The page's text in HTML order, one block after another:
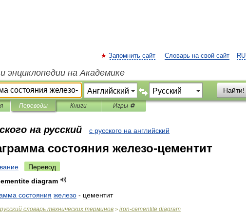
RU
Запомнить сайт Словарь на свой сайт
энциклопедии на Академике
Найти!
Переводы Книги Игры ⚽
на русский с русского на английский
состояния железо-цементит
Перевод
diagram
состояния железо - цементит
русский словарь технических терминов > iron-cementite diagram